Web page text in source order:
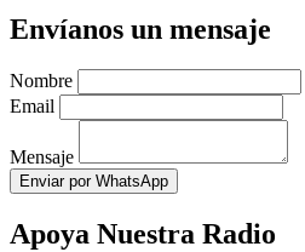
Envíanos un mensaje
Nombre
Email
Mensaje
Enviar por WhatsApp
Apoya Nuestra Radio